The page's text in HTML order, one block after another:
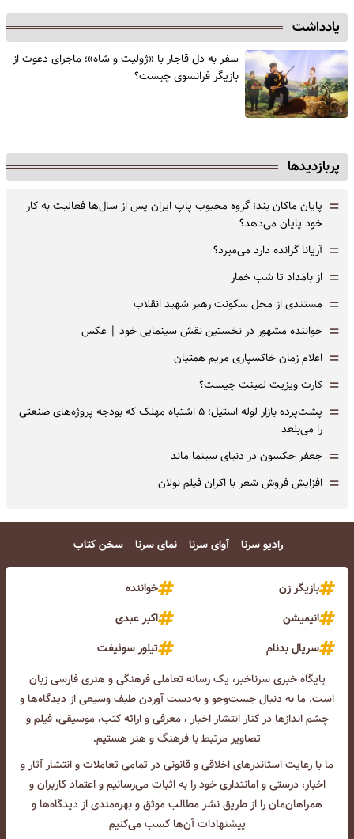
یادداشت
سفر به دل قاجار با «ژولیت و شاه»؛ ماجرای دعوت از
‌بازیگر فرانسوی چیست؟
پربازدیدها
= پایان ماکان بند؛ گروه محبوب پاپ ایران پس از سال‌ها فعالیت به کار
خود پایان می‌دهد؟
= آریانا گرانده دارد می‌میرد؟
= از بامداد تا شب خمار
= مستندی از محل سکونت رهبر شهید انقلاب
= خواننده مشهور در نخستین نقش سینمایی خود |‌ عکس
= اعلام زمان خاکسپاری مریم همتیان
= کارت ویزیت لمینت چیست؟
=
پشت‌پرده بازار لوله استیل؛ ۵ اشتباه مهلک که بودجه پروژه‌های صنعتی
را می‌بلعد
= جعفر جکسون در دنیای سینما ماند
= افزایش فروش شعر با اکران فیلم نولان
رادیو سرنا آوای سرنا نمای سرنا سخن کتاب
بازیگر زن
خواننده
انیمیشن
اکبر عبدی
سریال بدنام
تیلور سوئیفت
پایگاه خبری سرناخبر، یک رسانه تعاملی فرهنگی و هنری فارسی زبان
است. ما به دنبال جست‌و‌جو و به‌دست آوردن طیف وسیعی از دیدگاه‌ها و
چشم انداز‌ها در کنار انتشار اخبار ، معرفی و ارائه کتب، موسیقی، فیلم و
تصاویر مرتبط با فرهنگ و هنر هستیم.
ما با رعایت استاندرهای اخلاقی و قانونی در تمامی تعاملات و انتشار آثار و
اخبار، درستی و امانتداری خود را به اثبات می‌رسانیم و اعتماد کاربران و
همراهان‌مان را از طریق نشر مطالب موثق و بهره‌مندی از دیدگاه‌ها و
پیشنهادات آن‌ها کسب می‌کنیم